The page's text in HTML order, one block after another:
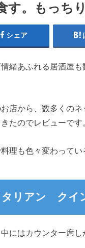
す。もっち
シェア
緒あふれる居酒屋も
店から、数多くの
たのでレビューです
理も色々変わって
タリアン クイ
にはカウンター席し